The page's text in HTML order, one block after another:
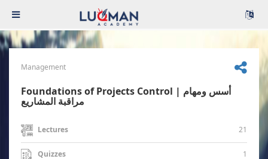
Management
Foundations of Projects Control | أسس ومهام
مراقبة المشاريع
Lectures 21
Quizzes 1